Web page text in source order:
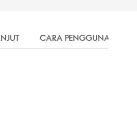
CARA PENGGUNAAN